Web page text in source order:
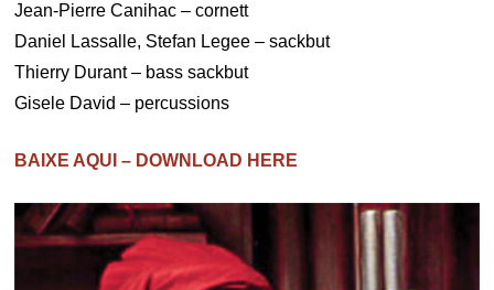
Jean-Pierre Canihac – cornett
Daniel Lassalle, Stefan Legee – sackbut
Thierry Durant – bass sackbut
Gisele David – percussions
BAIXE AQUI – DOWNLOAD HERE